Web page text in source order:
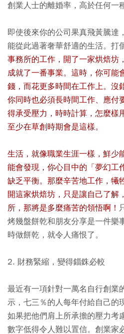
創業人士的離婚率，高於任何一
即使後來你的公司果真飛黃騰達
能從此過著奢華舒適的生活。打
事務所的工作，開了一家烘焙坊
成就了一番事業。這時，你可能
錢，而花更多時間在工作上。沒
你同時也必須長時間工作、應付
得承受壓力，時時計算，怎麼樣
至少在草創時期會是這樣。
生活，就像職業生涯一樣，鮮少
能會發現，你心目中的「夢幻工
缺乏平衡。那麼辛苦地工作，犧
開這家烘焙坊，只是讓自己了解
所，那將是多麼痛苦的領悟啊！
烤幾盤餅乾和朋友分享是一件樂
時做餅乾，就令人痛恨了。
2. 財務緊縮，變得錙銖必較
最近有一項針對一萬名自行創業
示，七三％的人每年付給自己的
如果把他們肩上所承擔的壓力考
數字低得令人難以置信。創業家